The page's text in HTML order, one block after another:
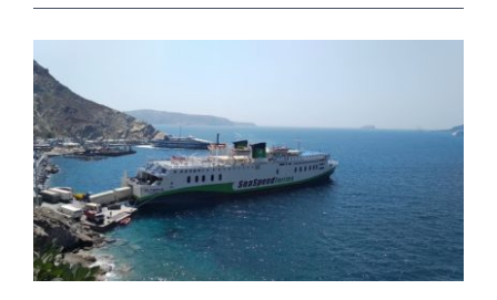
View
Larger
Image